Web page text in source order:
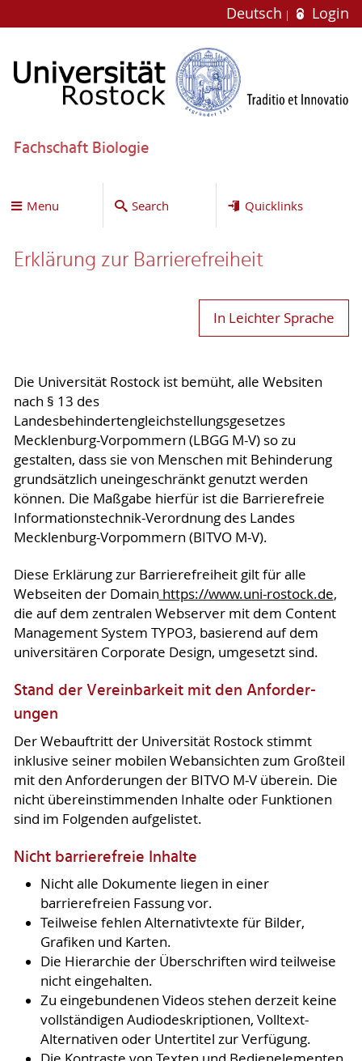
Deutsch Login
Fachschaft Biologie
Menu Search Quicklinks
Erklärung zur Bar­ri­e­re­frei­heit
In Leichter Sprache
Die Universität Rostock ist bemüht, alle Websiten
nach § 13 des
Landesbehindertengleichstellungsgesetzes
Mecklenburg-Vorpommern (LBGG M-V) so zu
gestalten, dass sie von Menschen mit Behinderung
grundsätzlich uneingeschränkt genutzt werden
können. Die Maßgabe hierfür ist die Barrierefreie
Informationstechnik-Verordnung des Landes
Mecklenburg-Vorpommern (BITVO M-V).
Diese Erklärung zur Barrierefreiheit gilt für alle
Webseiten der Domain https://www.uni-rostock.de,
die auf dem zentralen Webserver mit dem Content
Management System TYPO3, basierend auf dem
universitären Corporate Design, umgesetzt sind.
Stand der Vereinbarkeit mit den An­for­der­
ungen
Der Webauftritt der Universität Rostock stimmt
inklusive seiner mobilen Webansichten zum Großteil
mit den Anforderungen der BITVO M-V überein. Die
nicht übereinstimmenden Inhalte oder Funktionen
sind im Folgenden aufgelistet.
Nicht barrierefreie Inhalte
Nicht alle Dokumente liegen in einer
barrierefreien Fassung vor.
Teilweise fehlen Alternativtexte für Bilder,
Grafiken und Karten.
Die Hierarchie der Überschriften wird teilweise
nicht eingehalten.
Zu eingebundenen Videos stehen derzeit keine
vollständigen Audiodeskriptionen, Volltext-
Alternativen oder Untertitel zur Verfügung.